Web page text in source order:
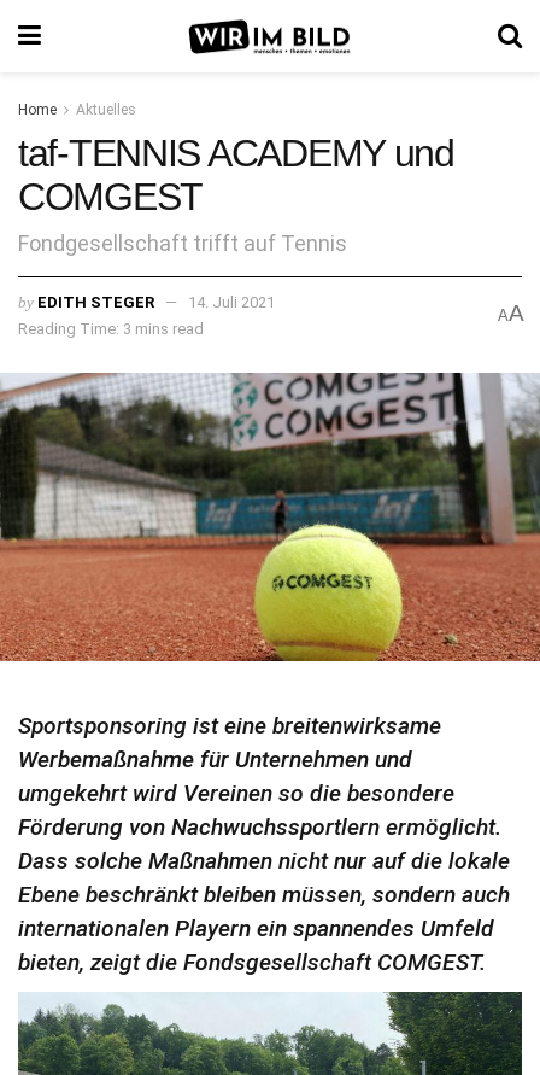
Home Aktuelles
taf-TENNIS ACADEMY und
COMGEST
Fondgesellschaft trifft auf Tennis
by EDITH STEGER
14. Juli 2021
Reading Time: 3 mins read
AA
Sportsponsoring ist eine breitenwirksame
Werbemaßnahme für Unternehmen und
umgekehrt wird Vereinen so die besondere
Förderung von Nachwuchssportlern ermöglicht.
Dass solche Maßnahmen nicht nur auf die lokale
Ebene beschränkt bleiben müssen, sondern auch
internationalen Playern ein spannendes Umfeld
bieten, zeigt die Fondsgesellschaft COMGEST.